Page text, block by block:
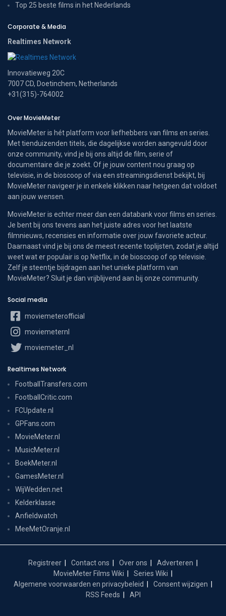
Top 25 beste films in het Nederlands
Corporate & Media
Realtimes Network
Innovatieweg 20C
7007 CD, Doetinchem, Netherlands
+31(315)-764002
Over MovieMeter
MovieMeter is hét platform voor liefhebbers van films en series.
Met tienduizenden titels, die dagelijkse worden aangevuld door
onze community, vind je bij ons altijd de film, serie of
documentaire die je zoekt. Of je jouw content nou graag op
televisie, in de bioscoop of via een streamingsdienst bekijkt, bij
MovieMeter navigeer je in enkele klikken naar hetgeen dat voldoet
aan jouw wensen.
MovieMeter is echter meer dan een databank voor films en series.
Je bent bij ons tevens aan het juiste adres voor het laatste
filmnieuws, recensies en informatie over jouw favoriete acteur.
Daarnaast vind je bij ons de meest recente toplijsten, zodat je altijd
weet wat er populair is op Netflix, in de bioscoop of op televisie.
Zelf je steentje bijdragen aan het unieke platform van
MovieMeter? Sluit je dan vrijblijvend aan bij onze community.
Social media
moviemeterofficial
moviemeternl
moviemeter_nl
Realtimes Network
FootballTransfers.com
FootballCritic.com
FCUpdate.nl
GPFans.com
MovieMeter.nl
MusicMeter.nl
BoekMeter.nl
GamesMeter.nl
WijWedden.net
Kelderklasse
Anfieldwatch
MeeMetOranje.nl
Registreer Contact ons Over ons
Adverteren
MovieMeter Films Wiki
Series Wiki
Algemene voorwaarden en privacybeleid
Consent wijzigen
RSS Feeds
API